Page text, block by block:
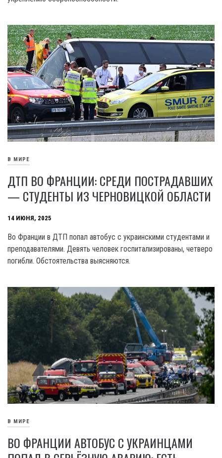
В МИРЕ
ДТП ВО ФРАНЦИИ: СРЕДИ ПОСТРАДАВШИХ
— СТУДЕНТЫ ИЗ ЧЕРНОВИЦКОЙ ОБЛАСТИ
14 ИЮНЯ, 2025
Во Франции в ДТП попал автобус с украинскими студентами и
преподавателями. Девять человек госпитализированы, четверо
погибли. Обстоятельства выясняются.
В МИРЕ
ВО ФРАНЦИИ АВТОБУС С УКРАИНЦАМИ